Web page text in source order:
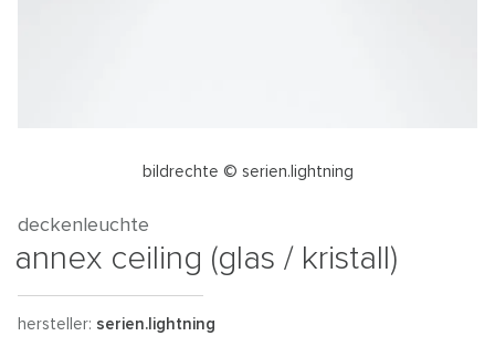
bildrechte © serien.lightning
deckenleuchte
annex ceiling (glas / kristall)
hersteller: serien.lightning